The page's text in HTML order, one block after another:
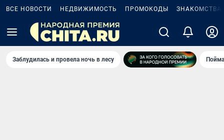
ВСЕ НОВОСТИ НЕДВИЖИМОСТЬ ПРОМОКОДЫ ЗНАКОМСТВА
Заблудилась и провела ночь в лесу